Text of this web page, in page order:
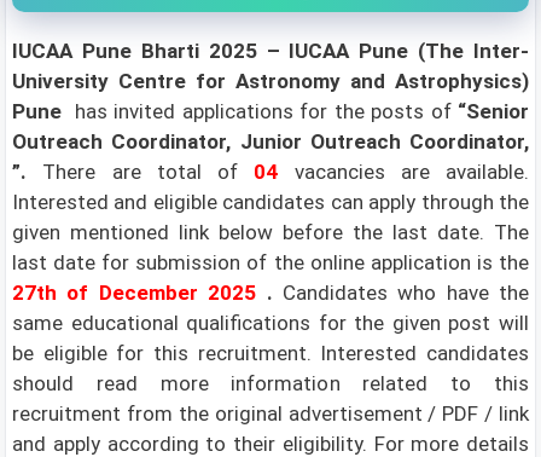
IUCAA Pune Bharti 2025 – IUCAA Pune (The Inter-
University Centre for Astronomy and Astrophysics)
Pune has invited applications for the posts of “Senior
Outreach Coordinator, Junior Outreach Coordinator,
”. There are total of 04
vacancies are available.
Interested and eligible candidates can apply through the
given mentioned link below before the last date. The
last date for submission of the online application is the
27th of December 2025 . Candidates who have the
same educational qualifications for the given post will
be eligible for this recruitment. Interested candidates
should read more information related to this
recruitment from the original advertisement / PDF / link
and apply according to their eligibility. For more details